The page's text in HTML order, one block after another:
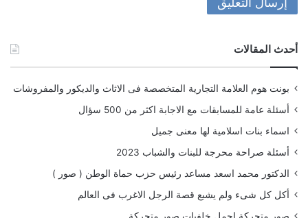
أحدث المقالات
بونت هوم العلامة التجارية المتخصصة فى الاثاث والديكور والمفروشات
أسئلة عامة للمسابقات مع الاجابة اكثر من 500 سؤال
اسماء بنات اسلامية لها معنى جميل
أسئلة صراحة محرجة للبنات والشباب 2023
الدكتور محمد اسعد مساعد رئيس حزب حماة الوطن ( صور )
أكل كل شىء ولم يشبع قصة الرجل الاغرب فى العالم